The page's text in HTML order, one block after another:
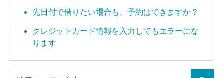
先日付で借りたい場合も、予約はできますか？
クレジットカード情報を入力してもエラーにな
ります